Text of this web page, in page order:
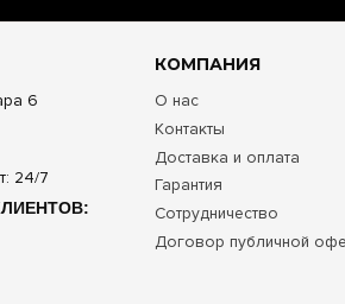
6
24/7
КОМПАНИЯ
О нас
Контакты
Доставка и оплата
Гарантия
Сотрудничество
Договор публичной